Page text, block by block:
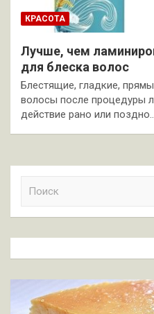
КРАСОТА
Лучше, чем
для блеска волос
Блестящие, гладкие,
волосы после процедуры
действие рано или
к